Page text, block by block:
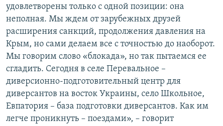
удовлетворены только с одной позиции: она
неполная. Мы ждем от зарубежных друзей
расширения санкций, продолжения давления на
Крым, но сами делаем все с точностью до наоборот.
Мы говорим слово «блокада», но так пытаемся ее
сгладить. Сегодня в селе Перевальное –
диверсионно-подготовительный центр для
диверсантов на восток Украины, село Школьное,
Евпатория – база подготовки диверсантов. Как им
легче проникнуть – поездами», – говорит